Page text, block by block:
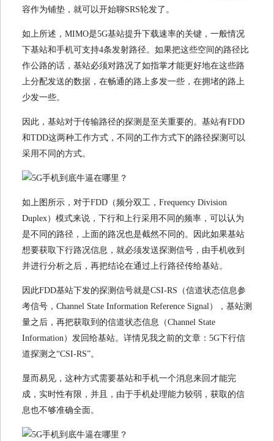
容作为铺垫，就可以开始聊SRS轮发了。
如上所述，MIMO是5G基站提升下载速率的关键，一般情况
下基站和手机可支持4条发射路径。如果把这些空间的路径比
作公路的话，基站必须对路况了如指掌才能更好地在这些路
上分配发送的数据，在畅通的路上多发一些，在拥堵的路上
少发一些。
因此，基站对于传输路径的探测是至关重要的。基站有FDD
和TDD这两种工作方式，不同的工作方式下的路径探测可以
采用不同的方式。
如上图所示，对于FDD（频分双工，Frequency Division
Duplex）模式来说，下行和上行采用不同的频率，可以认为
是不同的路径，上面的路况也是截然不同的。因此如果基站
想要获取下行路况信息，就必须发送探测信号，由手机收到
并进行分析之后，再把结论在通过上行路径传给基站。
因此FDD基站下发的探测信号就是CSI-RS（信道状态信息参
考信号，Channel State Information Reference Signal），基站测
量之后，再把获取到的信道状态信息（Channel State
Information）发回给基站。详情见我之前的文章：5G下行信
道探测之“CSI-RS”。
显而易见，这种方式需要基站和手机一个消息来回才能完
成，实时性有限，并且，由于手机处理能力较弱，获取的信
息也不够准确全面。